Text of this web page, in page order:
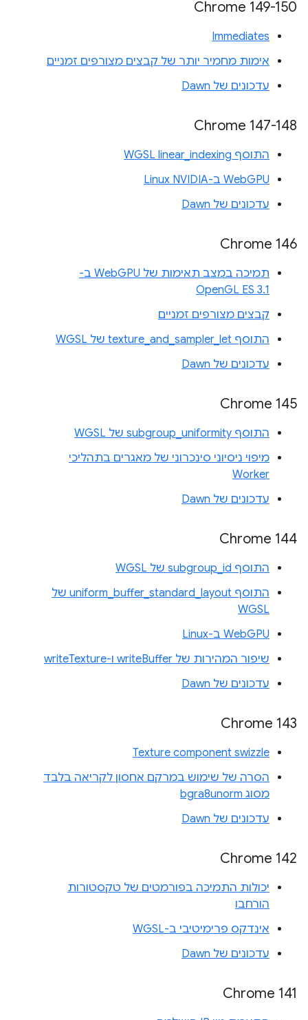
‫Chrome 149-150
Immediates
אימות מחמיר יותר של קבצים מצורפים זמניים
עדכונים של Dawn
‫Chrome 147-148
התוסף WGSL linear_indexing
WebGPU ב-Linux NVIDIA
עדכונים של Dawn
Chrome 146
תמיכה במצב תאימות של WebGPU ב-
OpenGL ES 3.1
קבצים מצורפים זמניים
התוסף texture_and_sampler_let של WGSL
עדכונים של Dawn
Chrome 145
התוסף subgroup_uniformity של WGSL
מיפוי ניסיוני סינכרוני של מאגרים בתהליכי
Worker
עדכונים של Dawn
Chrome 144
התוסף subgroup_id של WGSL
התוסף uniform_buffer_standard_layout של
WGSL
WebGPU ב-Linux
שיפור המהירות של writeBuffer ו-writeTexture
עדכונים של Dawn
Chrome 143
Texture component swizzle
הסרה של שימוש במרקם אחסון לקריאה בלבד
מסוג bgra8unorm
עדכונים של Dawn
Chrome 142
יכולות התמיכה בפורמטים של טקסטורות
הורחבו
אינדקס פרימיטיבי ב-WGSL
עדכונים של Dawn
Chrome 141